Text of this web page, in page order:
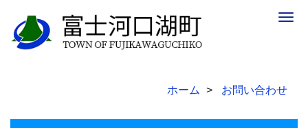
ホーム お問い合わせ